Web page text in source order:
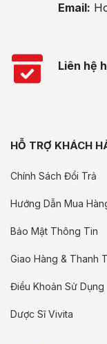
Email:
Liên hệ
HỖ TRỢ KHÁCH
Chính Sách Đổi Trả
Hướng Dẫn Mua
Bảo Mật Thông Tin
Giao Hàng & Thanh
Điều Khoản Sử Dụng
Dược Sĩ Vivita